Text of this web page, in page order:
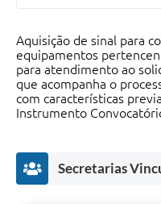
Aquisição de sinal para
equipamentos
para atendimento ao
que acompanha o
com características
Instrumento
Secretarias